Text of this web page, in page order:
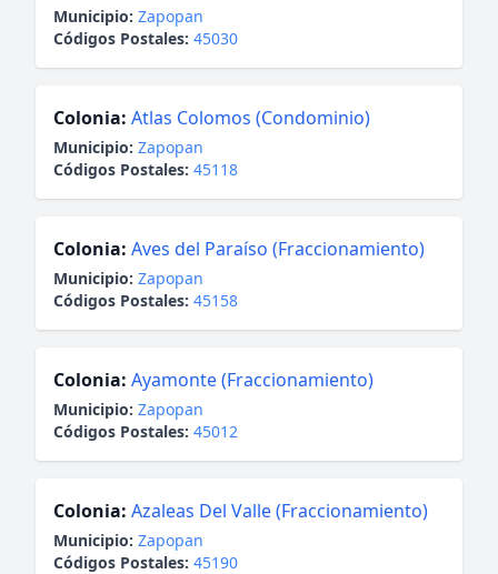
Municipio: Zapopan
Códigos Postales: 45030
Colonia: Atlas Colomos (Condominio)
Municipio: Zapopan
Códigos Postales: 45118
Colonia: Aves del Paraíso (Fraccionamiento)
Municipio: Zapopan
Códigos Postales: 45158
Colonia: Ayamonte (Fraccionamiento)
Municipio: Zapopan
Códigos Postales: 45012
Colonia: Azaleas Del Valle (Fraccionamiento)
Municipio: Zapopan
Códigos Postales: 45190